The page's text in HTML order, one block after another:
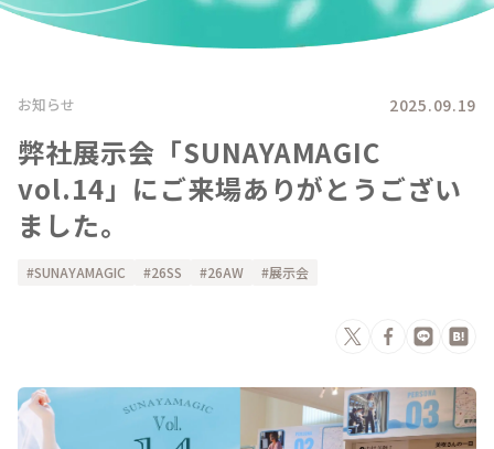
お知らせ 2025.09.19
弊社展示会「SUNAYAMAGIC
vol.14」にご来場ありがとうござい
ました。
SUNAYAMAGIC 26SS 26AW 展示会